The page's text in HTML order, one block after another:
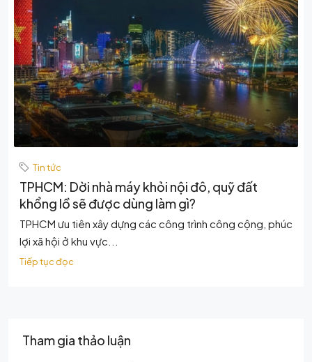
Tin tức
TPHCM: Dời nhà máy khỏi nội đô, quỹ đất
khổng lồ sẽ được dùng làm gì?
TPHCM ưu tiên xây dựng các công trình công cộng, phúc
lợi xã hội ở khu vực...
Tiếp tục đọc
Tham gia thảo luận